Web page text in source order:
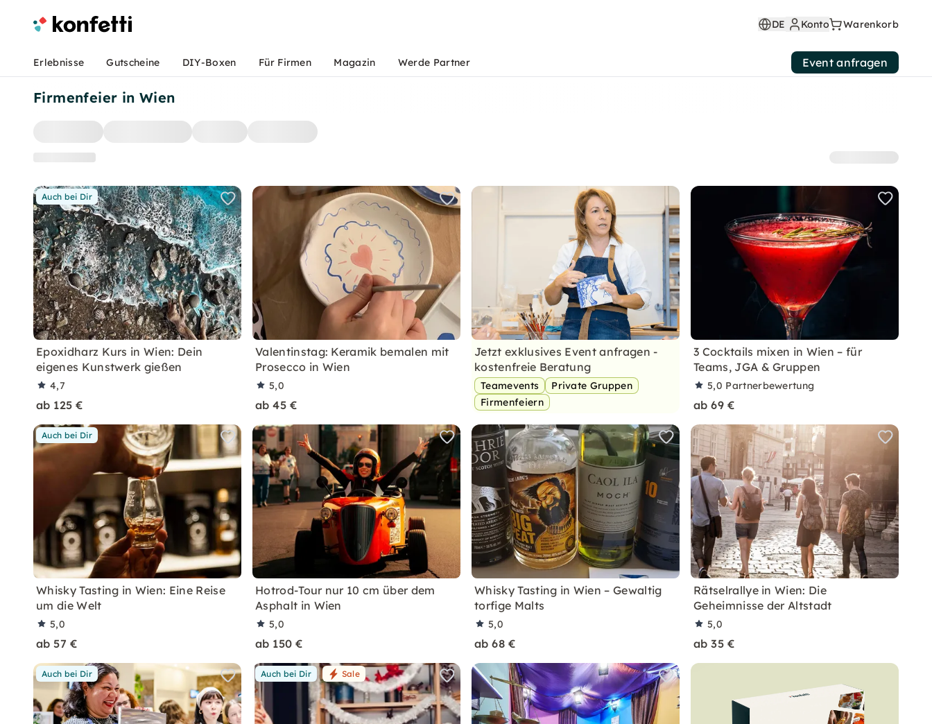
Firmenfeier in Wien
Auch bei Dir
Epoxidharz Kurs in Wien: Dein
eigenes Kunstwerk gießen
4,7
ab 125 €
Valentinstag: Keramik bemalen mit
Prosecco in Wien
5,0
ab 45 €
Jetzt exklusives Event anfragen -
kostenfreie Beratung
Teamevents
Private Gruppen
Firmenfeiern
3 Cocktails mixen in Wien – für
Teams, JGA & Gruppen
5,0 Partnerbewertung
ab 69 €
Auch bei Dir
Whisky Tasting in Wien: Eine Reise
um die Welt
5,0
ab 57 €
Hotrod-Tour nur 10 cm über dem
Asphalt in Wien
5,0
ab 150 €
Whisky Tasting in Wien – Gewaltig
torfige Malts
5,0
ab 68 €
Rätselrallye in Wien: Die
Geheimnisse der Altstadt
5,0
ab 35 €
Auch bei Dir Auch bei Dir Sale
DE Konto Warenkorb
Erlebnisse Gutscheine DIY-Boxen Für Firmen Magazin Werde Partner Event anfragen